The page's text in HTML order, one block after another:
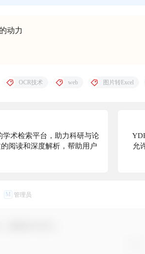
动力
OCR技术 web 图片转Excel
术检索平台，助力科研与论
阅读和深度解析，帮助用户
允
M 管理员